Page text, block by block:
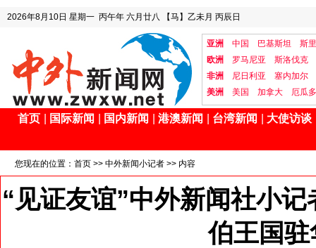
2026年8月10日 星期一 丙午年 六月廿八 【马】乙未月 丙辰日
亚洲 中国 巴基斯坦
斯
欧洲
罗马尼亚
斯洛伐克
非洲
尼日利亚
塞内加尔
美洲
美国 加拿大 厄瓜
首页 国际新闻 国内新闻 港澳新闻 台湾新闻 大使访谈
您现在的位置： 首页 >> 中外新闻小记者 >> 内容
“见证友谊”中外新闻社小
伯王国